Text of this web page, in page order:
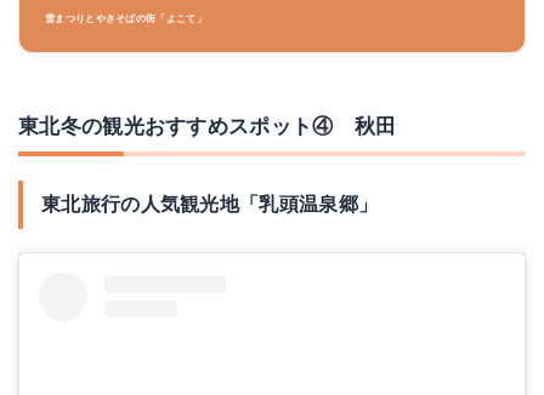
雪まつりとやきそばの街「よこて」
東北冬の観光おすすめスポット④ 秋田
東北旅行の人気観光地「乳頭温泉郷」